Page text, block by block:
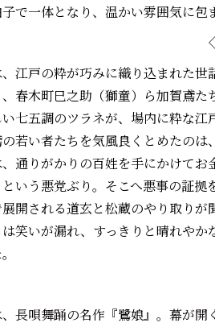
で一体となり、温かい雰囲気に包
江戸の粋が巧みに織り込まれた
、春木町巳之助（獅童）ら加賀鳶
七五調のツラネが、場内に粋な
若い者たちを気風良くとめたの
、通りがかりの百姓を手にかけて
という悪党ぶり。そこへ悪事の証
開される道玄と松蔵のやり取り
笑いが漏れ、すっきりと晴れや
長唄舞踊の名作『鷺娘』。幕が